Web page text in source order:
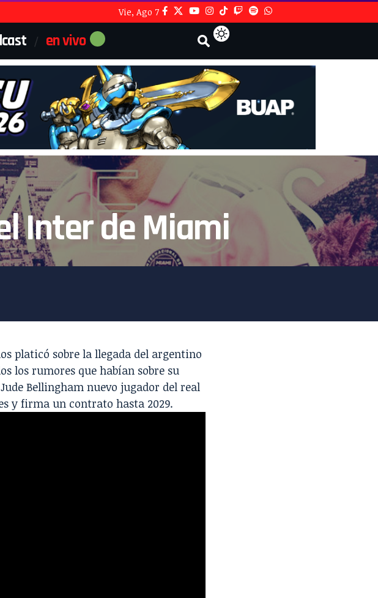
Vie, Ago 7
en vivo
Inter de Miami
platicó sobre la llegada del argentino
los rumores que habían sobre su
Bellingham nuevo jugador del real
y firma un contrato hasta 2029.